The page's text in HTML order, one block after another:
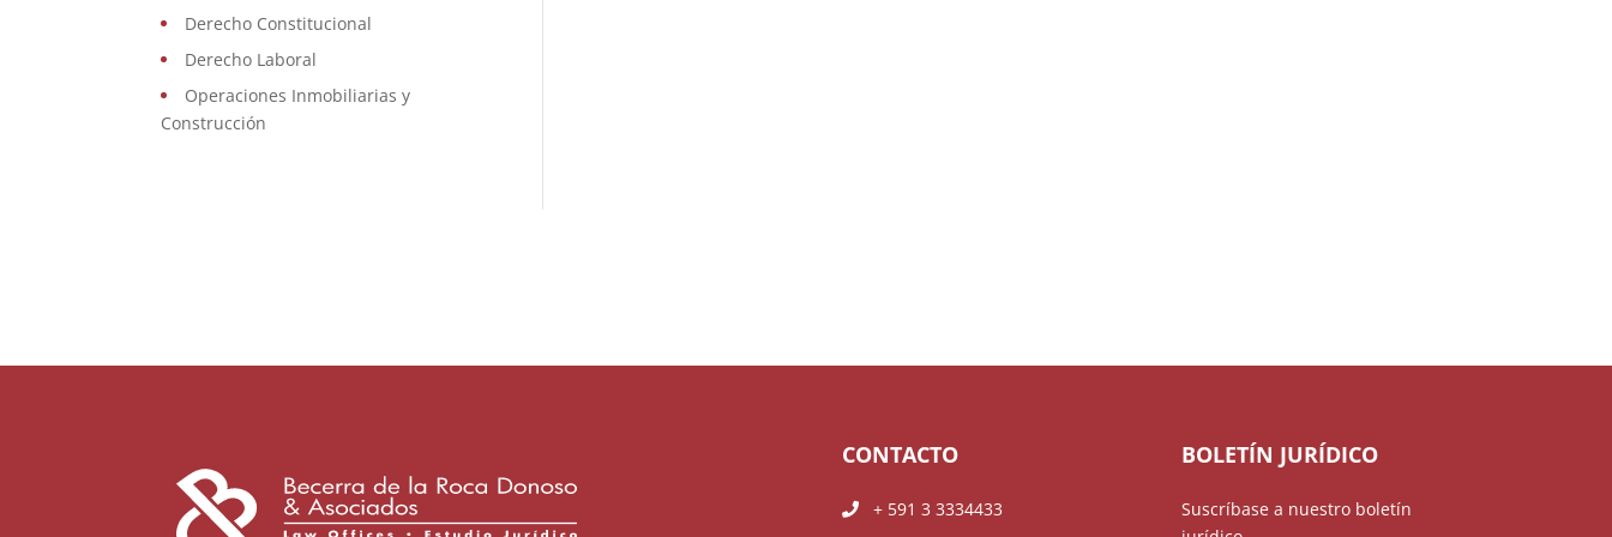
Derecho Constitucional
Derecho Laboral
Operaciones Inmobiliarias y
Construcción
CONTACTO
+ 591 3 3334433
BOLETÍN JURÍDICO
Suscríbase a nuestro boletín